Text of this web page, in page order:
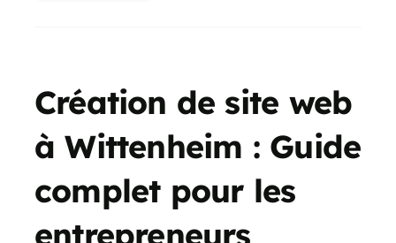
Création de site web
à Wittenheim : Guide
complet pour les
entrepreneurs